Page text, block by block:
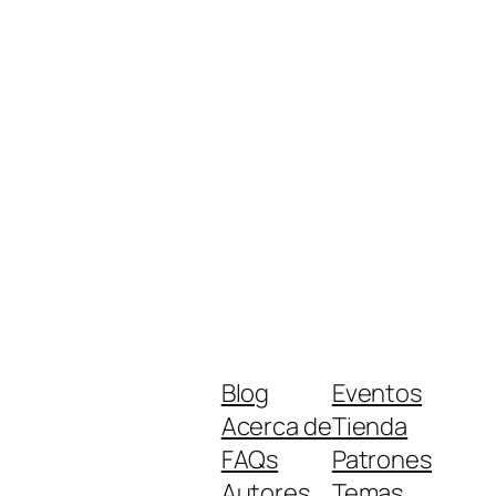
Blog
Acerca de
FAQs
Eventos
Tienda
Patrones